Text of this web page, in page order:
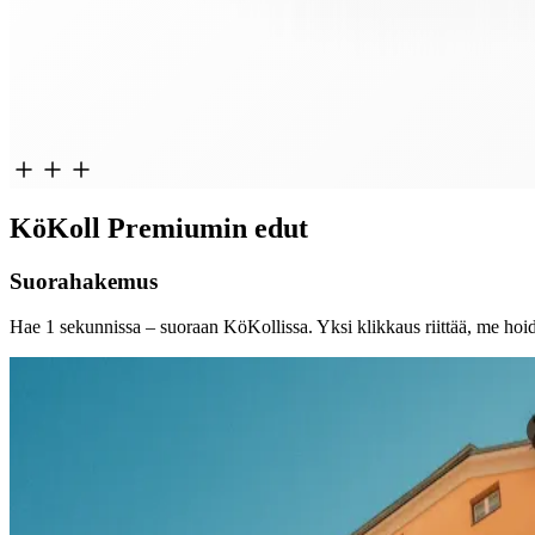
KöKoll Premiumin edut
Suorahakemus
Hae 1 sekunnissa – suoraan KöKollissa. Yksi klikkaus riittää, me